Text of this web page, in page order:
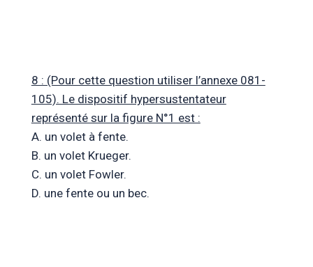
8 : (Pour cette question utiliser l’annexe 081-
105). Le dispositif hypersustentateur
représenté sur la figure N°1 est :
A. un volet à fente.
B. un volet Krueger.
C. un volet Fowler.
D. une fente ou un bec.